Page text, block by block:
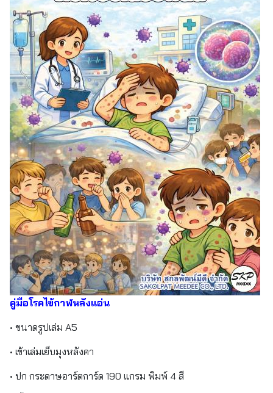
คู่มือโรคไข้กาฬหลังแอ่น
• ขนาดรูปเล่ม A5
• เข้าเล่มเย็บมุงหลังคา
• ปก กระดาษอาร์ตการ์ด 190 แกรม พิมพ์ 4 สี